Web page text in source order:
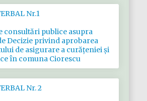
Nr.1
consultări publice asupra
Decizie privind aprobarea
de asigurare a curățeniei și
în comuna Ciorescu
Nr. 2